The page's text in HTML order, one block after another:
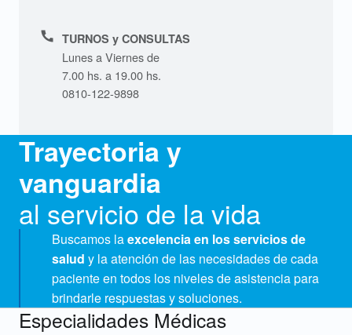
Phone number:
TURNOS y CONSULTAS
Lunes a Viernes de
7.00 hs. a 19.00 hs.
0810-122-9898
Trayectoria y
vanguardia
al servicio de la vida
Buscamos laexcelencia en los servicios de
salud y la atención de las necesidades de cada
paciente en todos los niveles de asistencia para
brindarle respuestas y soluciones.
Especialidades Médicas